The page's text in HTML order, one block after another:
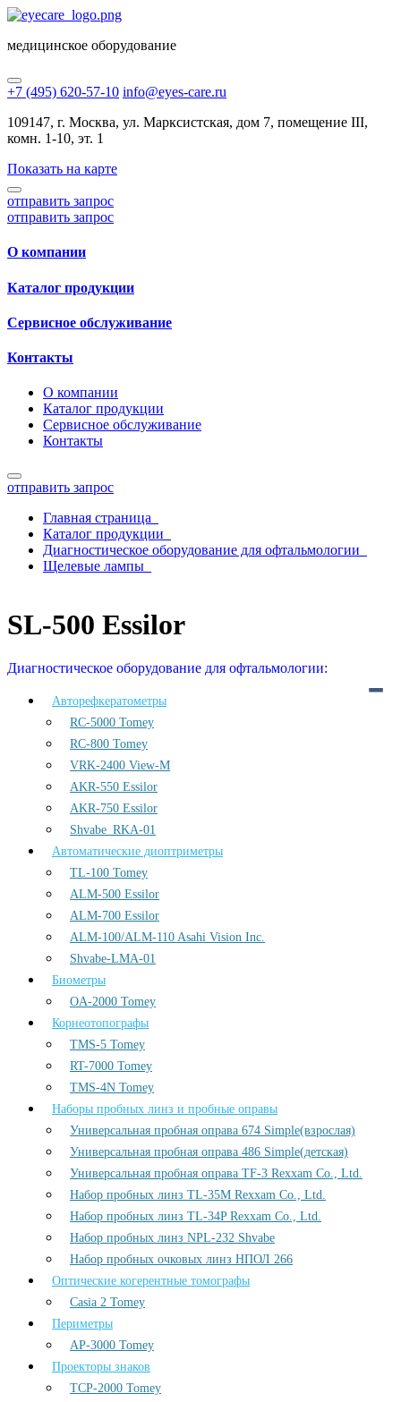
медицинское оборудование
+7 (495) 620-57-10 info@eyes-care.ru
109147, г. Москва, ул. Марксистская, дом 7, помещение III,
комн. 1-10, эт. 1
Показать на карте
отправить запрос
отправить запрос
О компании
Каталог продукции
Сервисное обслуживание
Контакты
О компании
Каталог продукции
Сервисное обслуживание
Контакты
отправить запрос
Главная страница
Каталог продукции
Диагностическое оборудование для офтальмологии
Щелевые лампы
SL-500 Essilor
Диагностическое оборудование для офтальмологии:
Авторефкератометры
RC-5000 Tomey
RC-800 Tomey
VRK-2400 View-M
AKR-550 Essilor
AKR-750 Essilor
Shvabe_RKA-01
Автоматические диоптриметры
TL-100 Tomey
ALM-500 Essilor
ALM-700 Essilor
ALM-100/ALM-110 Asahi Vision Inc.
Shvabe-LMA-01
Биометры
OA-2000 Tomey
Корнеотопографы
TMS-5 Tomey
RT-7000 Tomey
TMS-4N Tomey
Наборы пробных линз и пробные оправы
Универсальная пробная оправа 674 Simple(взрослая)
Универсальная пробная оправа 486 Simple(детская)
Универсальная пробная оправа TF-3 Rexxam Co., Ltd.
Набор пробных линз TL-35M Rexxam Co., Ltd.
Набор пробных линз TL-34P Rexxam Co., Ltd.
Набор пробных линз NPL-232 Shvabe
Набор пробных очковых линз НПОЛ 266
Оптические когерентные томографы
Casia 2 Tomey
Периметры
AP-3000 Tomey
Проекторы знаков
TCP-2000 Tomey